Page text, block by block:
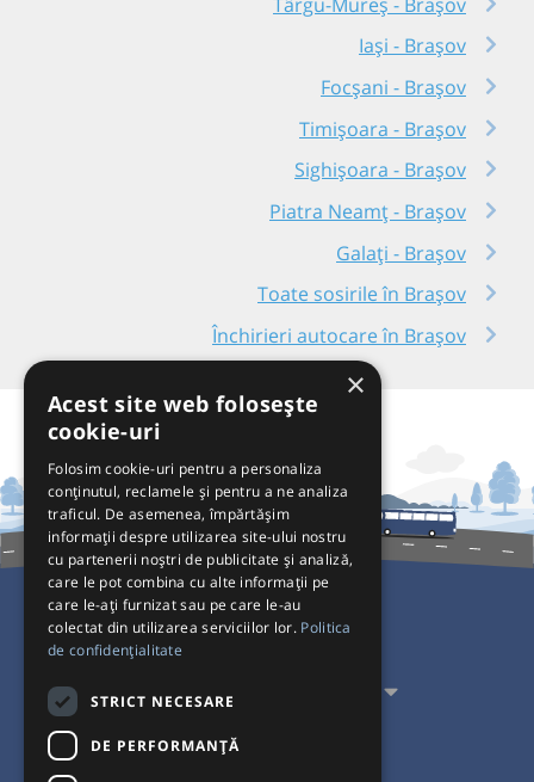
Iași - Brașov
Focșani - Brașov
Timișoara - Brașov
Sighișoara - Brașov
Piatra Neamț - Brașov
Galați - Brașov
Toate sosirile în Brașov
Închirieri autocare în Brașov
Pentru Călători
Pentru Transportatori
Interacționăm
×
Acest site web folosește
cookie-uri
Folosim cookie-uri pentru a personaliza
conținutul, reclamele și pentru a ne analiza
traficul. De asemenea, împărtășim
informații despre utilizarea site-ului nostru
cu partenerii noștri de publicitate și analiză,
care le pot combina cu alte informații pe
care le-ați furnizat sau pe care le-au
colectat din utilizarea serviciilor lor. Politica
de confidențialitate
STRICT NECESARE
DE PERFORMANȚĂ